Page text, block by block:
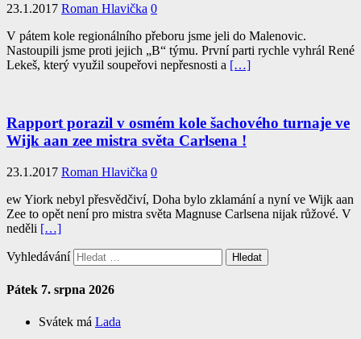
23.1.2017 Roman Hlavička 0
V pátem kole regionálního přeboru jsme jeli do Malenovic.
Nastoupili jsme proti jejich „B“ týmu. První parti rychle vyhrál René
Lekeš, který využil soupeřovi nepřesnosti a […]
Rapport porazil v osmém kole šachového turnaje ve
Wijk aan zee mistra světa Carlsena !
23.1.2017 Roman Hlavička 0
ew Yiork nebyl přesvědčiví, Doha bylo zklamání a nyní ve Wijk aan
Zee to opět není pro mistra světa Magnuse Carlsena nijak růžové. V
neděli […]
Vyhledávání
Pátek 7. srpna 2026
Svátek má Lada